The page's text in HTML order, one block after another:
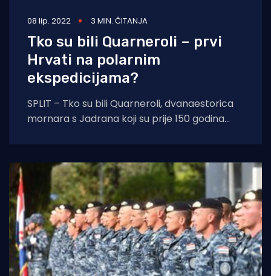
08 lip. 2022 3 MIN. ČITANJA
Tko su bili Quarneroli – prvi
Hrvati na polarnim
ekspedicijama?
SPLIT – Tko su bili Quarneroli, dvanaestorica
mornara s Jadrana koji su prije 150 godina